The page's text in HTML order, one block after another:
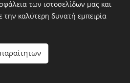
Διατηρούνται όλα τα πνευματικά
δικαιώματα
Cookies
των ιστοσελίδων μας και
καλύτερη δυνατή εμπειρία